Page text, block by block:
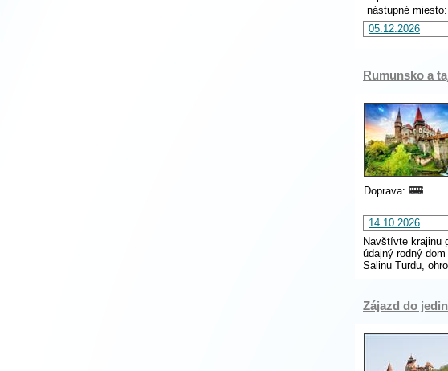
nástupné
05.12.2026
Rumunsko a
Doprava:
14.10.2026
Navštívte krajinu
údajný rodný
Salinu Turdu,
Zájazd do